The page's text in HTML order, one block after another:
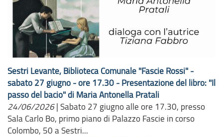
Sestri Levante, Biblioteca Comunale "Fascie Rossi" -
sabato 27 giugno - ore 17.30 - Presentazione del libro: "Il
passo del bacio" di Maria Antonella Pratali
24/06/2026 | Sabato 27 giugno alle ore 17.30, presso
Sala Carlo Bo, primo piano di Palazzo Fascie in corso
Colombo, 50 a Sestri...